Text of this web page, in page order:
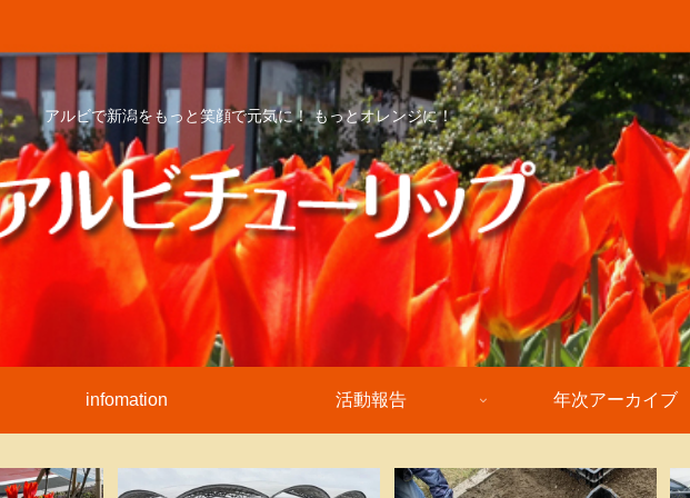
アルビで新潟をもっと笑顔で元気に！ もっとオレンジに！
infomation 活動報告 年次アーカイブ